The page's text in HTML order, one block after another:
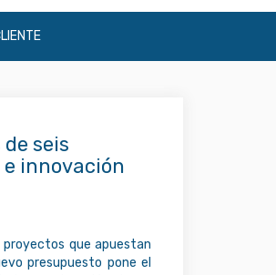
seis
innovación
proyectos que apuestan
presupuesto pone el